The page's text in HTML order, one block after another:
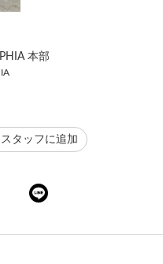
本部
タッフに追加